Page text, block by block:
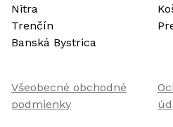
Nitra
Trenčín
Banská Bystrica
Všeobecné obchodné
podmienky